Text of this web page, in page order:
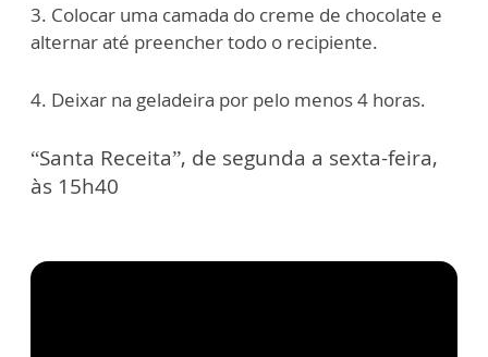
3. Colocar uma camada do creme de chocolate e
alternar até preencher todo o recipiente.
4. Deixar na geladeira por pelo menos 4 horas.
“Santa Receita”, de segunda a sexta-feira,
às 15h40